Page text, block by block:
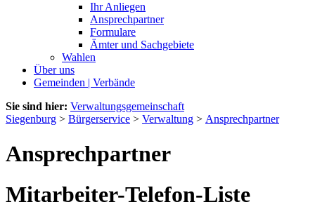
Ihr Anliegen
Ansprechpartner
Formulare
Ämter und Sachgebiete
Wahlen
Über uns
Gemeinden | Verbände
Sie sind hier: Verwaltungsgemeinschaft
Siegenburg > Bürgerservice > Verwaltung > Ansprechpartner
Ansprechpartner
Mitarbeiter-Telefon-Liste